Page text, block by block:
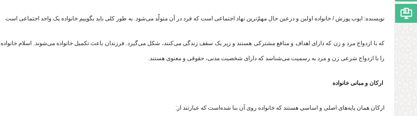
نویسنده: ایوب پوزش / خانواده اولین و درعین حال مهمّ‌ترین نهاد اجتماعی است که فرد در آن متولّد می‌شود. به طور کلی باید بگوییم خانواده یک واحد اجتماعی است
که با ازدواج مرد و زن که دارای اهداف و منافع مشترکی هستند و زیر یک سقف زندگی می‌کنند، شکل می‌گیرد. فرزندان باعث تکمیل خانواده می‌شوند. اسلام خانواده
را با ازدواج شرعی زن و مرد به رسمیت می‌شناسد که دارای شخصیت مدنی، حقوقی و معنوی هستند.
ارکان و مبانی خانواده
ارکان همان پایه‌های اصلی و اساسی هستند که خانواده روی آن بنا شده‌است که عبارتند از: